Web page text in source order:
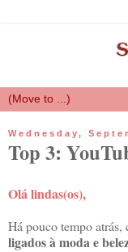
Wednesday,
Top 3:
Olá lindas(os),
Há pouco tempo atrás,
ligados à moda e